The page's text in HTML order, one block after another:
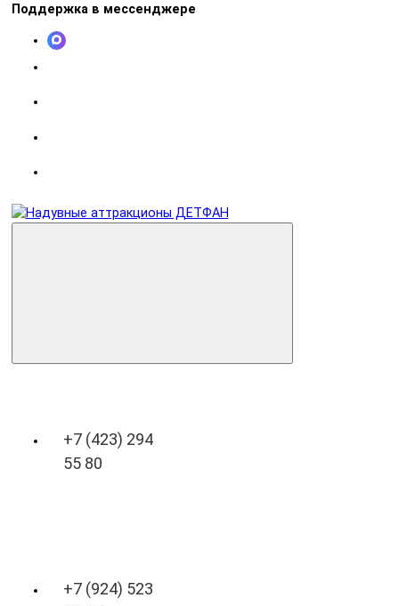
Поддержка в мессенджере
+7 (423) 294
55 80
+7 (924) 523